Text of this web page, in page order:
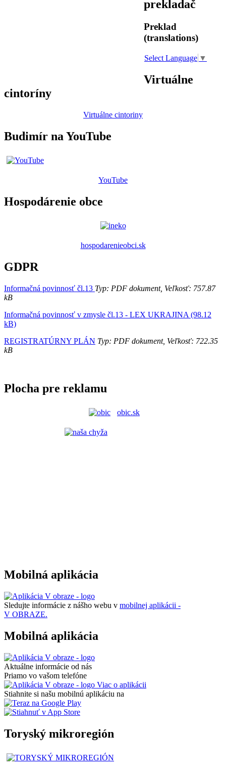
prekladač
Preklad
(translations)
Select Language ▼
Virtuálne
cintoríny
Virtuálne cintoriny
Budimír na YouTube
YouTube
Hospodárenie obce
hospodarenieobci.sk
GDPR
Informačná povinnosť čl.13 Typ: PDF dokument, Veľkosť: 757.87
kB
Informačná povinnosť v zmysle čl.13 - LEX UKRAJINA (98.12
kB)
REGISTRATÚRNY PLÁN Typ: PDF dokument, Veľkosť: 722.35
kB
Plocha pre reklamu
obic.sk
Mobilná aplikácia
Sledujte informácie z nášho webu v mobilnej aplikácii -
V OBRAZE.
Mobilná aplikácia
Aktuálne informácie od nás
Priamo vo vašom telefóne
Viac o aplikácii
Stiahnite si našu mobilnú aplikáciu na
Toryský mikroregión